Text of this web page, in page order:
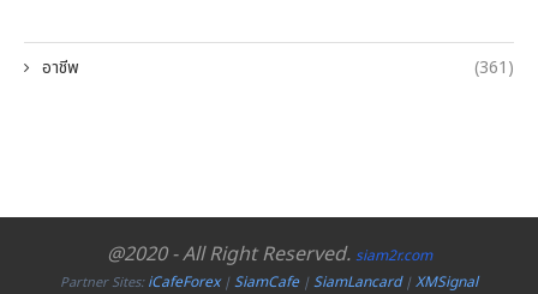
อาชีพ (361)
@2020 - All Right Reserved. siam2r.com
Partner Sites:iCafeForex|SiamCafe|SiamLancard|XMSignal